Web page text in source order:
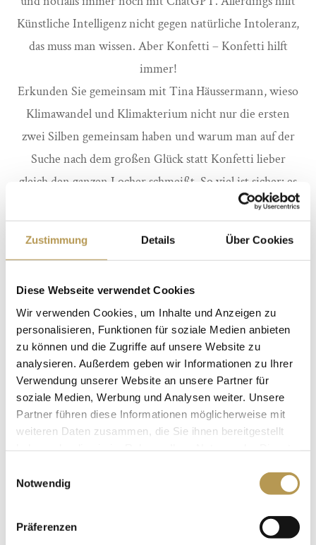
Zustimmung Details Über Cookies
Diese Webseite verwendet Cookies
Wir verwenden Cookies, um Inhalte und Anzeigen zu
personalisieren, Funktionen für soziale Medien anbieten
zu können und die Zugriffe auf unsere Website zu
analysieren. Außerdem geben wir Informationen zu Ihrer
Verwendung unserer Website an unsere Partner für
soziale Medien, Werbung und Analysen weiter. Unsere
Partner führen diese Informationen möglicherweise mit
weiteren Daten zusammen, die Sie ihnen bereitgestellt
Notwendig
Präferenzen
Künstliche Intelligenz nicht gegen natürliche Intoleranz,
das muss man wissen. Aber Konfetti – Konfetti hilft
immer!
Erkunden Sie gemeinsam mit Tina Häussermann, wieso
Klimawandel und Klimakterium nicht nur die ersten
zwei Silben gemeinsam haben und warum man auf der
Suche nach dem großen Glück statt Konfetti lieber
gleich den ganzen Locher schmeißt. So viel ist sicher: es
Hoch die Tassen und die Partydeko!!! Noch Fragen? Na,
dann kommt. Und bringt Konfetti mit.
Dabei verzaubert die Küche des Schloss Edesheim das
Publikum mit einem 3-Gang Menü:
1. Gang: Feldsalat mit Wildschinken, Balsamico und
Landbrotcroutons
2. Gang: Geschmorte irische Rinderbacke auf
getrüffeltem Sellerie und gebratener Polenta
3. Gang: Schokoladen- Kaffeeschnitte mit marinierten
Rumfrüchten und Vanilleeis
Freitag, 29.01.27, 19.00 Uhr, Schloss Edesheim
Aperitif, 3 Gang Menü und Entertainment Dauer: